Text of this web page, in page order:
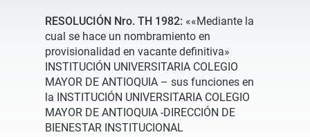
RESOLUCIÓN Nro. TH 1982: ««Mediante la
cual se hace un nombramiento en
provisionalidad en vacante definitiva»
INSTITUCIÓN UNIVERSITARIA COLEGIO
MAYOR DE ANTIOQUIA – sus funciones en
la INSTITUCIÓN UNIVERSITARIA COLEGIO
MAYOR DE ANTIOQUIA -DIRECCIÓN DE
BIENESTAR INSTITUCIONAL